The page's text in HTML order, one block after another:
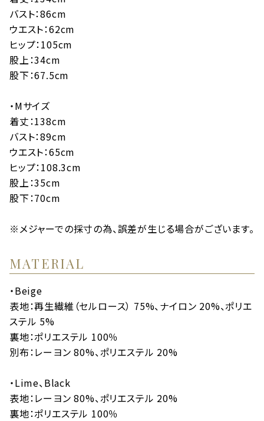
バスト：86cm
ウエスト：62cm
ヒップ：105cm
股上：34cm
股下：67.5cm
・Mサイズ
着丈：138cm
バスト：89cm
ウエスト：65cm
ヒップ：108.3cm
股上：35cm
股下：70cm
※メジャーでの採寸の為、誤差が生じる場合がございます。
MATERIAL
・Beige
表地：再生繊維（セルロース） 75%、ナイロン 20%、ポリエ
ステル 5%
裏地：ポリエステル 100％
別布：レーヨン 80%、ポリエステル 20%
・Lime、Black
表地：レーヨン 80%、ポリエステル 20%
裏地：ポリエステル 100％